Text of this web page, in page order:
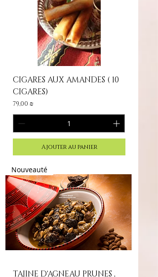
CIGARES AUX AMANDES ( 10
CIGARES)
Prix
79,00 ₪
Ajouter au panier
Nouveauté
TAJINE D'AGNEAU PRUNES ,